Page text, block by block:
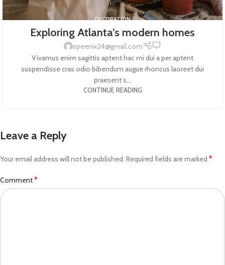
DECORATION
Exploring Atlanta’s modern homes
speenix24@gmail.com 0
Vivamus enim sagittis aptent hac mi dui a per aptent
suspendisse cras odio bibendum augue rhoncus laoreet dui
praesent s...
CONTINUE READING
Leave a Reply
Your email address will not be published. Required fields are marked *
Comment*